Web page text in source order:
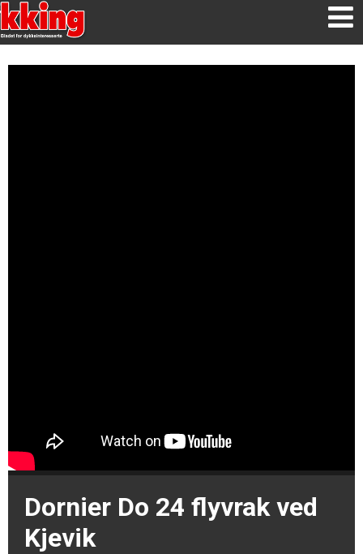
Dornier Do 24 flyvrak ved
Kjevik